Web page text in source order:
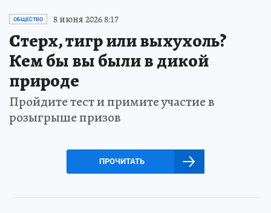
ОБЩЕСТВО 8 июня 2026 8:17
Стерх, тигр или выхухоль?
Кем бы вы были в дикой
природе
Пройдите тест и примите участие в
розыгрыше призов
ПРОЧИТАТЬ